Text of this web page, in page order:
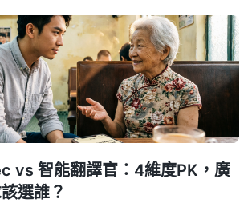
vs 智能翻譯官：4維度PK，廣
選誰？